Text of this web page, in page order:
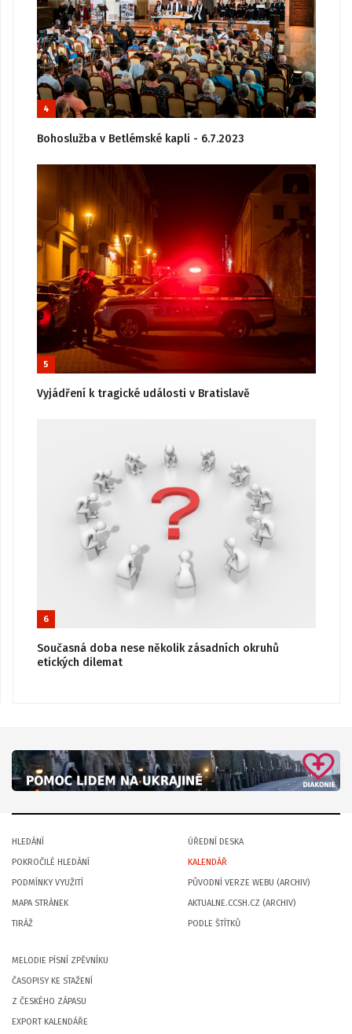
4
Bohoslužba v Betlémské kapli - 6.7.2023
5
Vyjádření k tragické události v Bratislavě
6
Současná doba nese několik zásadních okruhů
etických dilemat
HLEDÁNÍ
POKROČILÉ HLEDÁNÍ
PODMÍNKY VYUŽITÍ
MAPA STRÁNEK
TIRÁŽ
ÚŘEDNÍ DESKA
KALENDÁŘ
PŮVODNÍ VERZE WEBU (ARCHIV)
AKTUALNE.CCSH.CZ (ARCHIV)
PODLE ŠTÍTKŮ
MELODIE PÍSNÍ ZPĚVNÍKU
ČASOPISY KE STAŽENÍ
Z ČESKÉHO ZÁPASU
EXPORT KALENDÁŘE